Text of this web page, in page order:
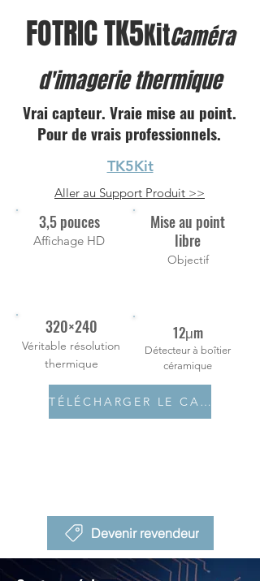
FOTRIC TK5KitCaméra
d'imagerie thermique
Vrai capteur. Vraie mise au point.
Pour de vrais professionnels.
TK5Kit
Aller au Support Produit >>
3,5 pouces
Affichage HD
Mise au point
libre
Objectif
320×240
Véritable résolution
thermique
12μm
Détecteur à boîtier
céramique
TÉLÉCHARGER LE CATALOGUE PDF
Devenir revendeur